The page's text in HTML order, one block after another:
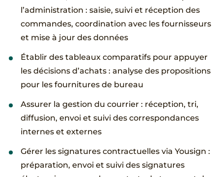
l’administration : saisie, suivi et réception des
commandes, coordination avec les fournisseurs
et mise à jour des données
Établir des tableaux comparatifs pour appuyer
les décisions d’achats : analyse des propositions
pour les fournitures de bureau
Assurer la gestion du courrier : réception, tri,
diffusion, envoi et suivi des correspondances
internes et externes
Gérer les signatures contractuelles via Yousign :
préparation, envoi et suivi des signatures